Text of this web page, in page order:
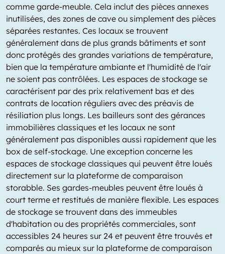
comme garde-meuble. Cela inclut des pièces annexes
inutilisées, des zones de cave ou simplement des pièces
séparées restantes. Ces locaux se trouvent
généralement dans de plus grands bâtiments et sont
donc protégés des grandes variations de température,
bien que la température ambiante et l'humidité de l'air
ne soient pas contrôlées. Les espaces de stockage se
caractérisent par des prix relativement bas et des
contrats de location réguliers avec des préavis de
résiliation plus longs. Les bailleurs sont des gérances
immobilières classiques et les locaux ne sont
généralement pas disponibles aussi rapidement que les
box de self-stockage. Une exception concerne les
espaces de stockage classiques qui peuvent être loués
directement sur la plateforme de comparaison
storabble. Ses gardes-meubles peuvent être loués à
court terme et restitués de manière flexible. Les espaces
de stockage se trouvent dans des immeubles
d'habitation ou des propriétés commerciales, sont
accessibles 24 heures sur 24 et peuvent être trouvés et
comparés au mieux sur la plateforme de comparaison